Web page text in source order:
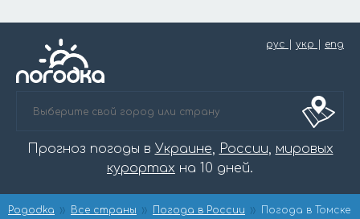
рус укр eng
Прогноз погоды в Украине, России, мировых
курортах на 10 дней.
Pogodka Все страны Погода в России Погода в Томске